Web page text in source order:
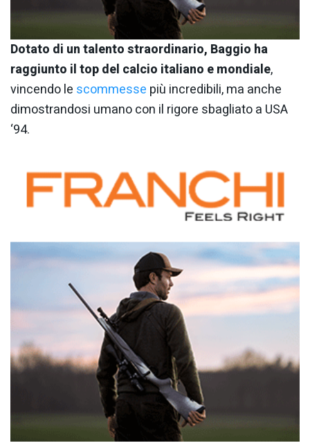
Dotato di un talento straordinario, Baggio ha
raggiunto il top del calcio italiano e mondiale,
vincendo le scommesse più incredibili, ma anche
dimostrandosi umano con il rigore sbagliato a USA
‘94.